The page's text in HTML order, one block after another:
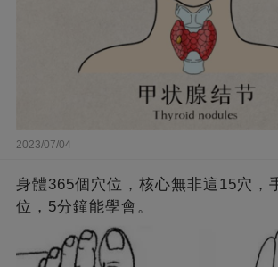
2023/07/04
身體365個穴位，核心無非這15穴，
位，5分鐘能學會。